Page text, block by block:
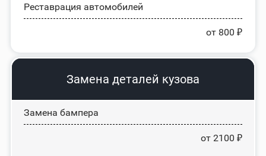
Реставрация автомобилей
от 800 ₽
Замена деталей кузова
Замена бампера
от 2100 ₽